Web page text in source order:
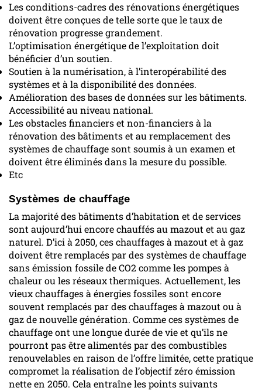
Les conditions-cadres des rénovations énergétiques
doivent être conçues de telle sorte que le taux de
rénovation progresse grandement.
L’optimisation énergétique de l’exploitation doit
bénéficier d’un soutien.
Soutien à la numérisation, à l’interopérabilité des
systèmes et à la disponibilité des données.
Amélioration des bases de données sur les bâtiments.
Accessibilité au niveau national.
Les obstacles financiers et non-financiers à la
rénovation des bâtiments et au remplacement des
systèmes de chauffage sont soumis à un examen et
doivent être éliminés dans la mesure du possible.
Etc
Systèmes de chauffage
La majorité des bâtiments d’habitation et de services
sont aujourd’hui encore chauffés au mazout et au gaz
naturel. D’ici à 2050, ces chauffages à mazout et à gaz
doivent être remplacés par des systèmes de chauffage
sans émission fossile de CO2 comme les pompes à
chaleur ou les réseaux thermiques. Actuellement, les
vieux chauffages à énergies fossiles sont encore
souvent remplacés par des chauffages à mazout ou à
gaz de nouvelle génération. Comme ces systèmes de
chauffage ont une longue durée de vie et qu’ils ne
pourront pas être alimentés par des combustibles
renouvelables en raison de l’offre limitée, cette pratique
compromet la réalisation de l’objectif zéro émission
nette en 2050. Cela entraîne les points suivants